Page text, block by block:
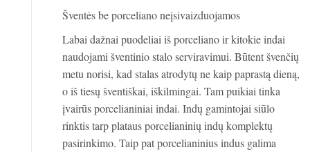
Šventės be porceliano neįsivaizduojamos
Labai dažnai puodeliai iš porceliano ir kitokie indai
naudojami šventinio stalo serviravimui. Būtent švenčių
metu norisi, kad stalas atrodytų ne kaip paprastą dieną,
o iš tiesų šventiškai, iškilmingai. Tam puikiai tinka
įvairūs porcelianiniai indai. Indų gamintojai siūlo
rinktis tarp plataus porcelianinių indų komplektų
pasirinkimo. Taip pat porcelianinius indus galima